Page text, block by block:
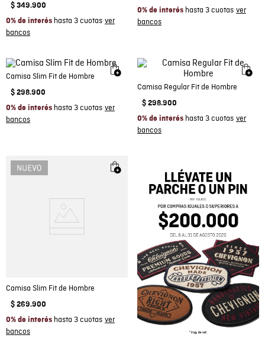
$ 349.900
0% de interés hasta 3 cuotas
0% de interés hasta 3 cuotas
Camisa Slim Fit de Hombre
$ 298.900
0% de interés hasta 3 cuotas
Camisa Regular Fit de Hombre
$ 298.900
0% de interés hasta 3 cuotas
Camisa Slim Fit de Hombre
$ 269.900
0% de interés hasta 3 cuotas